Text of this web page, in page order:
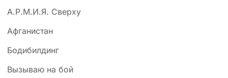
А.Р.М.И.Я. Сверху
Афганистан
Бодибилдинг
Вызываю на бой